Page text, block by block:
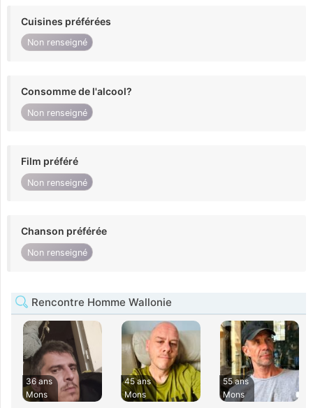
Cuisines préférées
Non renseigné
Consomme de l'alcool?
Non renseigné
Film préféré
Non renseigné
Chanson préférée
Non renseigné
Rencontre Homme Wallonie
36 ans
Mons
45 ans
Mons
55 ans
Mons